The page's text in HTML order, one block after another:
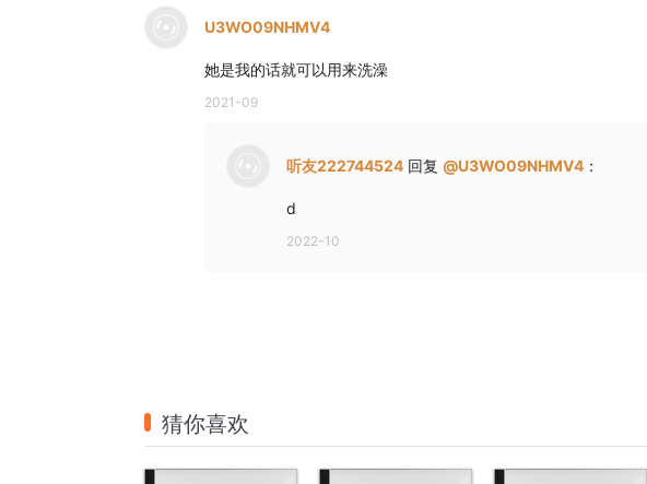
U3WO09NHMV4
她是我的话就可以用来洗澡
2021-09
听友222744524 回复 @U3WO09NHMV4 ：
d
2022-10
猜你喜欢